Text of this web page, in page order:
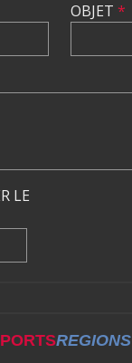
OBJET *
LE
REGIONS